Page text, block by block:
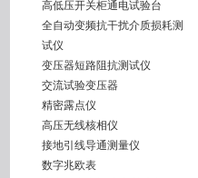
高低压开关柜通电试验台
全自动变频抗干扰介质损耗测
试仪
变压器短路阻抗测试仪
交流试验变压器
精密露点仪
高压无线核相仪
接地引线导通测量仪
数字兆欧表